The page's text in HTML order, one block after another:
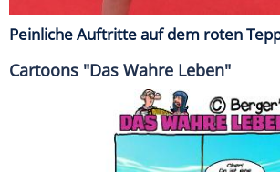
Peinliche Auftritte auf dem roten
Cartoons "Das Wahre Leben"